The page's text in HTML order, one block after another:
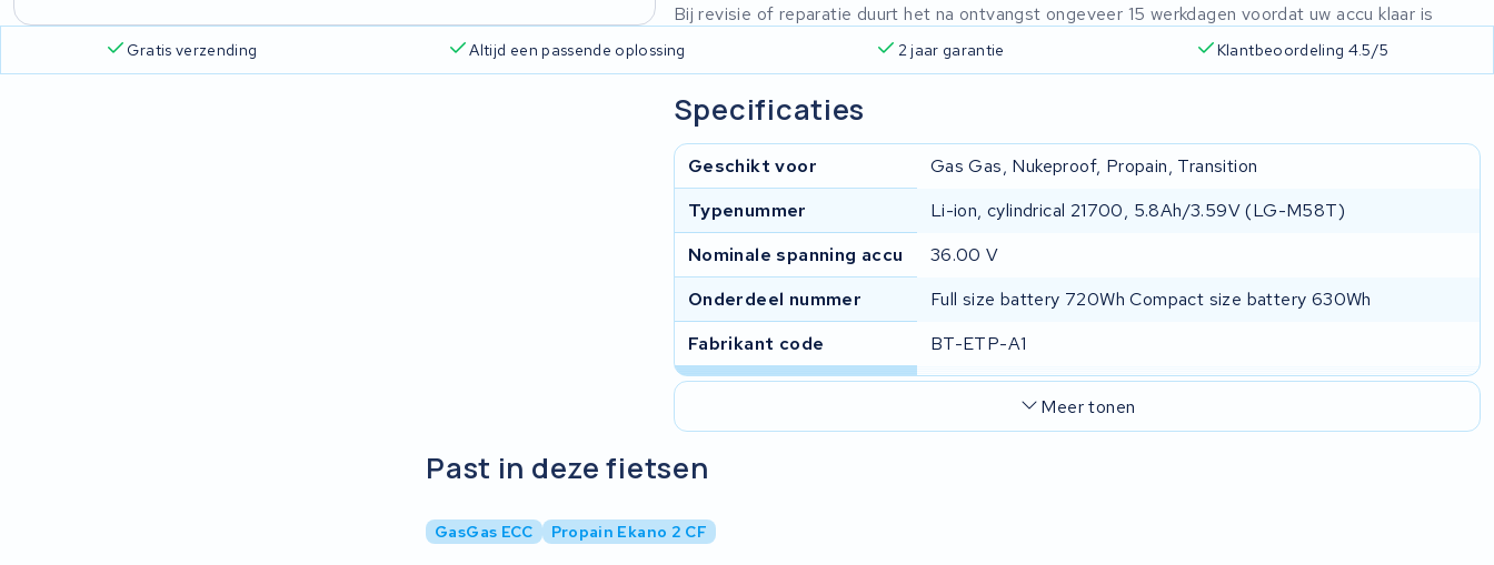
Bij revisie of reparatie duurt het na ontvangst ongeveer 15 werkdagen voordat uw accu klaar is
Gratis verzending Altijd een passende oplossing 2 jaar garantie Klantbeoordeling 4.5/5
Specificaties
Geschikt voor
Gas Gas, Nukeproof, Propain, Transition
Typenummer
Li-ion, cylindrical 21700, 5.8Ah/3.59V (LG-M58T)
Nominale spanning accu
36.00 V
Onderdeel nummer
Full size battery 720Wh Compact size battery 630Wh
Fabrikant code
BT-ETP-A1
Meer tonen
Past in deze fietsen
GasGas ECC Propain Ekano 2 CF